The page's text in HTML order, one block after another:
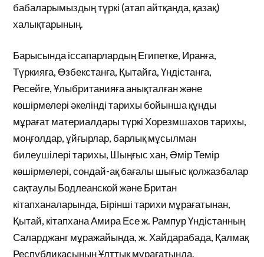
бабаларымыздың түркі (атап айтқанда, қазақ)
халықтарының.
Барысында іссапарлардың Египетке, Иранға,
Түркияға, Өзбекстанға, Қытайға, Үндістанға,
Ресейге, Ұлыбританияға анықталған және
көшірмелері әкелінді тарихы бойынша құнды
мұрағат материалдары түркі Хорезмшахов тарихы,
моңғолдар, ұйғырлар, барлық мұсылман
билеушілері тарихы, Шыңғыс хан, Әмір Темір
көшірмелері, сондай-ақ бағалы шығыс қолжазбалар
сақтаулы Бодлеанской және Британ
кітапханаларында, Бірінші тарихи мұрағатынан,
Қытай, кітапхана Амира Есе ж. Рампур Үндістанның
Саларджанг мұражайында, ж. Хайдарабада, Қалмақ
Республикасының Ұлттық мұрағатында.